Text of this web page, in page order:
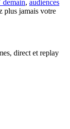
demain, audiences
plus jamais votre
direct et replay